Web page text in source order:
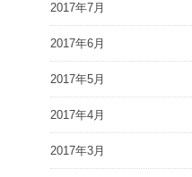
2017年7月
2017年6月
2017年5月
2017年4月
2017年3月